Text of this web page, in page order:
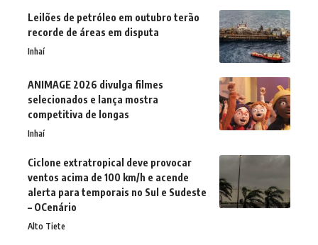
Leilões de petróleo em outubro terão
recorde de áreas em disputa
Inhaí
ANIMAGE 2026 divulga filmes
selecionados e lança mostra
competitiva de longas
Inhaí
Ciclone extratropical deve provocar
ventos acima de 100 km/h e acende
alerta para temporais no Sul e Sudeste
– OCenário
Alto Tiete